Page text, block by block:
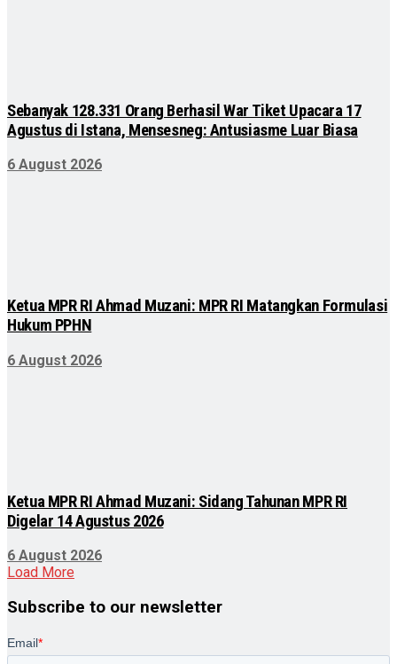
Sebanyak 128.331 Orang Berhasil War Tiket Upacara 17
Agustus di Istana, Mensesneg: Antusiasme Luar Biasa
6 August 2026
Ketua MPR RI Ahmad Muzani: MPR RI Matangkan Formulasi
Hukum PPHN
6 August 2026
Ketua MPR RI Ahmad Muzani: Sidang Tahunan MPR RI
Digelar 14 Agustus 2026
6 August 2026
Load More
Subscribe to our newsletter